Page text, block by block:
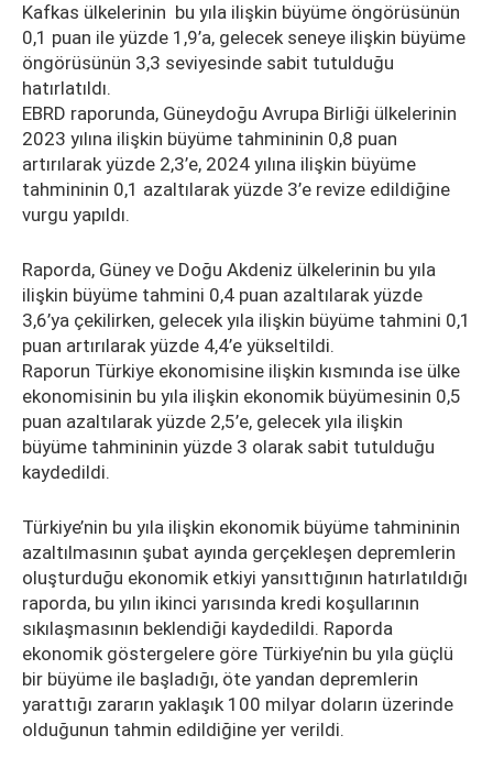
Kafkas ülkelerinin bu yıla ilişkin büyüme öngörüsünün
0,1 puan ile yüzde 1,9’a, gelecek seneye ilişkin büyüme
öngörüsünün 3,3 seviyesinde sabit tutulduğu
hatırlatıldı.
EBRD raporunda, Güneydoğu Avrupa Birliği ülkelerinin
2023 yılına ilişkin büyüme tahmininin 0,8 puan
artırılarak yüzde 2,3’e, 2024 yılına ilişkin büyüme
tahmininin 0,1 azaltılarak yüzde 3’e revize edildiğine
vurgu yapıldı.
Raporda, Güney ve Doğu Akdeniz ülkelerinin bu yıla
ilişkin büyüme tahmini 0,4 puan azaltılarak yüzde
3,6’ya çekilirken, gelecek yıla ilişkin büyüme tahmini 0,1
puan artırılarak yüzde 4,4’e yükseltildi.
Raporun Türkiye ekonomisine ilişkin kısmında ise ülke
ekonomisinin bu yıla ilişkin ekonomik büyümesinin 0,5
puan azaltılarak yüzde 2,5’e, gelecek yıla ilişkin
büyüme tahmininin yüzde 3 olarak sabit tutulduğu
kaydedildi.
Türkiye’nin bu yıla ilişkin ekonomik büyüme tahmininin
azaltılmasının şubat ayında gerçekleşen depremlerin
oluşturduğu ekonomik etkiyi yansıttığının hatırlatıldığı
raporda, bu yılın ikinci yarısında kredi koşullarının
sıkılaşmasının beklendiği kaydedildi. Raporda
ekonomik göstergelere göre Türkiye’nin bu yıla güçlü
bir büyüme ile başladığı, öte yandan depremlerin
yarattığı zararın yaklaşık 100 milyar doların üzerinde
olduğunun tahmin edildiğine yer verildi.